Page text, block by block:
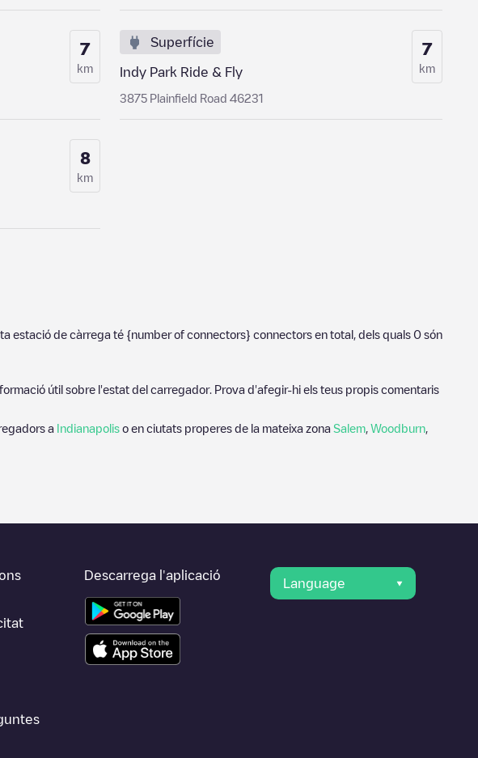
7
km
Superfície
Indy Park Ride & Fly
3875 Plainfield Road 46231
7
km
8
km
estació de càrrega té {number of connectors} connectors en total, dels quals 0 són
útil sobre l'estat del carregador. Prova d'afegir-hi els teus propis comentaris
a Indianapolis o en ciutats properes de la mateixa zona Salem Woodburn
Descarrega l'aplicació
Language